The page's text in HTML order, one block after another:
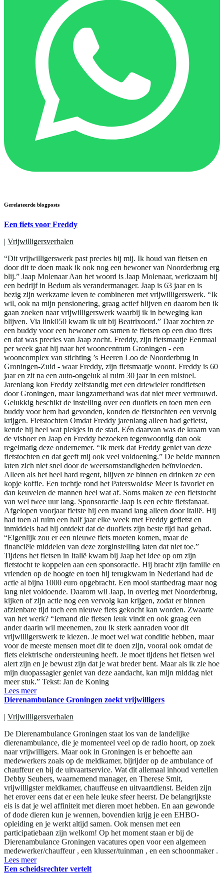
Gerelateerde blogposts
Een fiets voor Freddy
| Vrijwilligersverhalen
“Dit vrijwilligerswerk past precies bij mij. Ik houd van fietsen en
door dit te doen maak ik ook nog een bewoner van Noorderbrug erg
blij.” Jaap Molenaar Aan het woord is Jaap Molenaar, werkzaam bij
een bedrijf in Bedum als verandermanager. Jaap is 63 jaar en is
bezig zijn werkzame leven te combineren met vrijwilligerswerk. “Ik
wil, ook na mijn pensionering, graag actief blijven en daarom ben ik
gaan zoeken naar vrijwilligerswerk waarbij ik in beweging kan
blijven. Via link050 kwam ik uit bij Beatrixoord.” Daar zochten ze
een buddy voor een bewoner om samen te fietsen op een duo fiets
en dat was precies van Jaap zocht. Freddy, zijn fietsmaatje Eenmaal
per week gaat hij naar het wooncentrum Groningen - een
wooncomplex van stichting ’s Heeren Loo de Noorderbrug in
Groningen-Zuid - waar Freddy, zijn fietsmaatje woont. Freddy is 60
jaar en zit na een auto-ongeluk al ruim 30 jaar in een rolstoel.
Jarenlang kon Freddy zelfstandig met een driewieler rondfietsen
door Groningen, maar langzamerhand was dat niet meer vertrouwd.
Gelukkig beschikt de instelling over een duofiets en toen men een
buddy voor hem had gevonden, konden de fietstochten een vervolg
krijgen. Fietstochten Omdat Freddy jarenlang alleen had gefietst,
kende hij heel wat plekjes in de stad. Eén daarvan was de kraam van
de visboer en Jaap en Freddy bezoeken tegenwoordig dan ook
regelmatig deze ondernemer. “Ik merk dat Freddy geniet van deze
fietstochten en dat geeft mij ook veel voldoening.” De beide mannen
laten zich niet snel door de weersomstandigheden beïnvloeden.
Alleen als het heel hard regent, blijven ze binnen en drinken ze een
kopje koffie. Een tochtje rond het Paterswoldse Meer is favoriet en
dan keuvelen de mannen heel wat af. Soms maken ze een fietstocht
van wel twee uur lang. Sponsoractie Jaap is een echte fietsfanaat.
Afgelopen voorjaar fietste hij een maand lang alleen door Italië. Hij
had toen al ruim een half jaar elke week met Freddy gefietst en
inmiddels had hij ontdekt dat de duofiets zijn beste tijd had gehad.
“Eigenlijk zou er een nieuwe fiets moeten komen, maar de
financiële middelen van deze zorginstelling laten dat niet toe.”
Tijdens het fietsen in Italië kwam bij Jaap het idee op om zijn
fietstocht te koppelen aan een sponsoractie. Hij bracht zijn familie en
vrienden op de hoogte en toen hij terugkwam in Nederland had de
actie al bijna 1000 euro opgebracht. Een mooi startbedrag maar nog
lang niet voldoende. Daarom wil Jaap, in overleg met Noorderbrug,
kijken of zijn actie nog een vervolg kan krijgen, zodat er binnen
afzienbare tijd toch een nieuwe fiets gekocht kan worden. Zwaarte
van het werk? “Iemand die fietsen leuk vindt en ook graag een
ander daarin wil meenemen, zou ik sterk aanraden voor dit
vrijwilligerswerk te kiezen. Je moet wel wat conditie hebben, maar
voor de meeste mensen moet dit te doen zijn, vooral ook omdat de
fiets elektrische ondersteuning heeft. Je moet tijdens het fietsen wel
alert zijn en je bewust zijn dat je wat breder bent. Maar als ik zie hoe
mijn duopassagier geniet van deze aandacht, kan mijn middag niet
meer stuk.” Tekst: Jan de Koning
Lees meer
Dierenambulance Groningen zoekt vrijwilligers
| Vrijwilligersverhalen
De Dierenambulance Groningen staat los van de landelijke
dierenambulance, die je momenteel veel op de radio hoort, op zoek
naar vrijwilligers. Maar ook in Groningen is er behoefte aan
medewerkers zoals op de meldkamer, bijrijder op de ambulance of
chauffeur en bij de uitvaartservice. Wat dit allemaal inhoud vertellen
Debby Seubers, waarnemend manager, en Therese Smit,
vrijwilligster meldkamer, chauffeuse en uitvaartdienst. Beiden zijn
het erover eens dat er een hele leuke sfeer heerst. De belangrijkste
eis is dat je wel affiniteit met dieren moet hebben. En aan gewonde
of dode dieren kun je wennen, bovendien krijg je een EHBO-
opleiding en je werkt altijd samen. Ook mensen met een
participatiebaan zijn welkom! Op het moment staan er bij de
Dierenambulance Groningen vacatures open voor een algemeen
medewerker/chauffeur , een klusser/tuinman , en een schoonmaker .
Lees meer
Een scheidsrechter vertelt